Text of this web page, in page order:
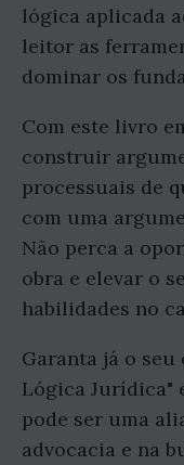
lógica aplicada
leitor as
dominar os
Com este livro
construir
processuais de
com uma
Não perca a
obra e elevar o
habilidades no
Garanta já o seu
Lógica Jurídica"
pode ser uma
advocacia e na